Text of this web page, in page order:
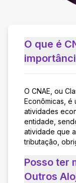
O que é
O CNAE, ou
Econômicas, é
atividades
entidade,
atividade que
tributação,
Posso ter
Outros